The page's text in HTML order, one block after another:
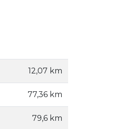
12,07 km
77,36 km
79,6 km